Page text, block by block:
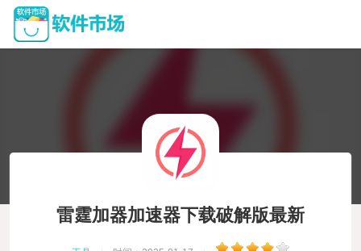
雷霆加器加速器下载破解版最新